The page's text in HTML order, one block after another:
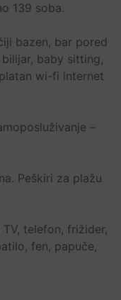
139 soba.
bazen, bar pored
baby sitting,
wi-fi internet
–
Peškiri za plažu
telefon, frižider,
fen, papuče,